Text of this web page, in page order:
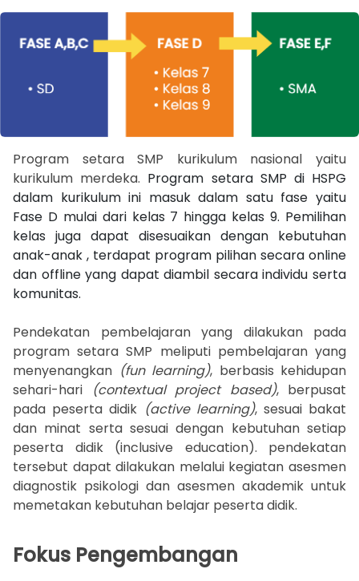
Program setara SMP kurikulum nasional yaitu
kurikulum merdeka. Program setara SMP di HSPG
dalam kurikulum ini masuk dalam satu fase yaitu
Fase D mulai dari kelas 7 hingga kelas 9. Pemilihan
kelas juga dapat disesuaikan dengan kebutuhan
anak-anak , terdapat program pilihan secara online
dan offline yang dapat diambil secara individu serta
komunitas.
Pendekatan pembelajaran yang dilakukan pada
program setara SMP meliputi pembelajaran yang
menyenangkan (fun learning), berbasis kehidupan
sehari-hari
(contextual project based), berpusat
pada peserta didik (active learning), sesuai bakat
dan minat serta sesuai dengan kebutuhan setiap
peserta didik (inclusive education). pendekatan
tersebut dapat dilakukan melalui kegiatan asesmen
diagnostik psikologi dan asesmen akademik untuk
memetakan kebutuhan belajar peserta didik.
Fokus Pengembangan